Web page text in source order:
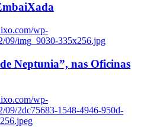
wp-
09/img_9030-335x256.jpg
Neptunia”, nas Oficinas
wp-
09/2dc75683-1548-4946-950d-